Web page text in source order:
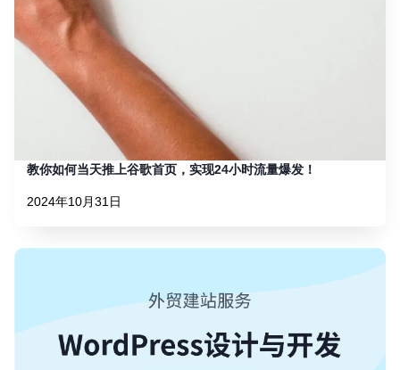
教你如何当天推上谷歌首页，实现24小时流量爆发！
2024年10月31日